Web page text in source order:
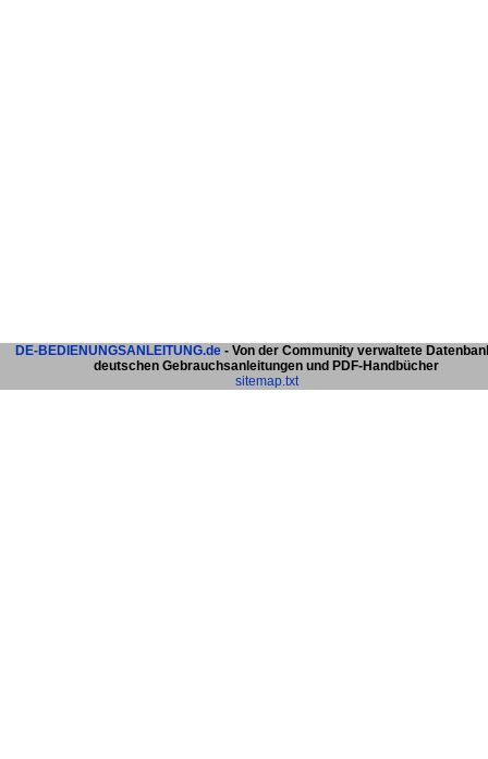
DE-BEDIENUNGSANLEITUNG.de - Von der Community verwaltete
deutschen Gebrauchsanleitungen und PDF-Handbücher
sitemap.txt